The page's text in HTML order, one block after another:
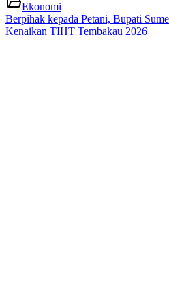
Ekonomi
Berpihak kepada Petani, Bupati
Kenaikan TIHT Tembakau 2026